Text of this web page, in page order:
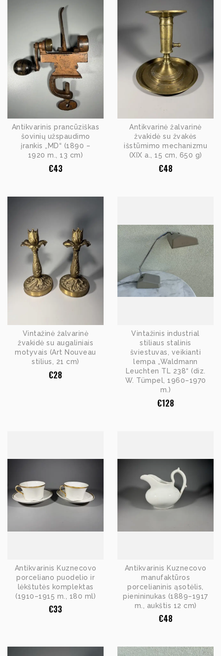
Antikvarinis prancūziškas
šovinių užspaudimo
įrankis „MD“ (1890 –
1920 m., 13 cm)
€43
Antikvarinė žalvarinė
žvakidė su žvakės
išstūmimo mechanizmu
(XIX a., 15 cm, 650 g)
€48
Vintažinė žalvarinė
žvakidė su augaliniais
motyvais (Art Nouveau
stilius, 21 cm)
€28
Vintažinis industrial
stiliaus stalinis
šviestuvas, veikianti
lempa „Waldmann
Leuchten TL 238“ (diz.
W. Tümpel, 1960–1970
m.)
€128
Antikvarinis Kuznecovo
porceliano puodelio ir
lėkštutės komplektas
(1910–1915 m., 180 ml)
€33
Antikvarinis Kuznecovo
manufaktūros
porcelianinis ąsotėlis,
pienininukas (1889–1917
m., aukštis 12 cm)
€48